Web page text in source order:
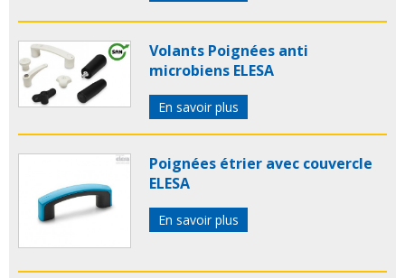
Volants Poignées anti
microbiens ELESA
En savoir plus
Poignées étrier avec couvercle
ELESA
En savoir plus